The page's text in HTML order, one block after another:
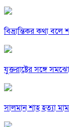
বিভ্রান্তিকর কথা বলে
যুক্তরাষ্ট্রের সঙ্গে
সালমান শাহ হত্যা